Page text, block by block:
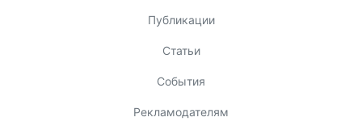
Публикации
Статьи
События
Рекламодателям